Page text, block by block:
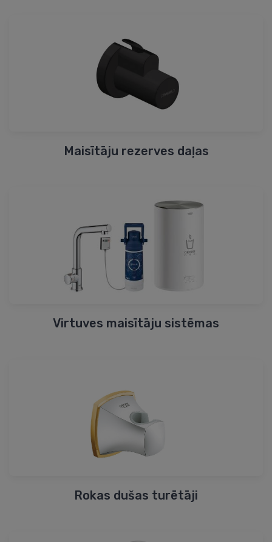
Maisītāju rezerves daļas
Virtuves maisītāju sistēmas
Rokas dušas turētāji